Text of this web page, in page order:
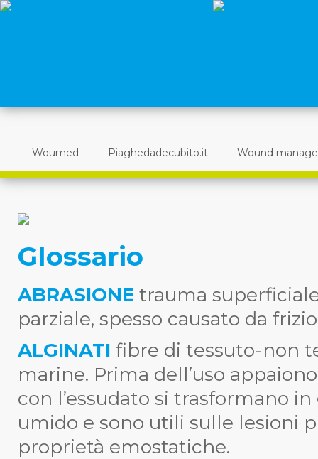
Woumed Piaghedadecubito.it Wound
Glossario
ABRASIONE trauma
parziale, spesso causato da
ALGINATI fibre di tessuto-non
marine. Prima dell’uso
con l’essudato si trasformano
umido e sono utili sulle lesioni
proprietà emostatiche.